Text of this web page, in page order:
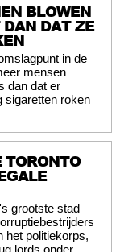
BLOWEN
DAT ZE
in de
mensen
dan dat er
sigaretten roken
TORONTO
grootste stad
het politiekorps,